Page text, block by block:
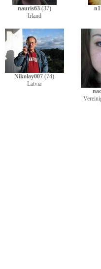
nauris63 (37)
Irland
Nikolay007 (74)
Latvia